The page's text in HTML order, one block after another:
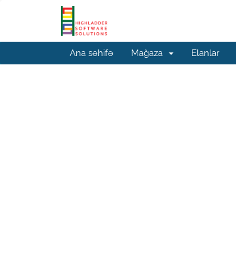
Ana səhifə Mağaza Elanlar